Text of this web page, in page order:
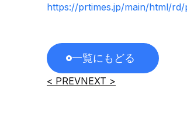
https://prtimes.jp/main/html/
一覧にもどる
< PREVNEXT >